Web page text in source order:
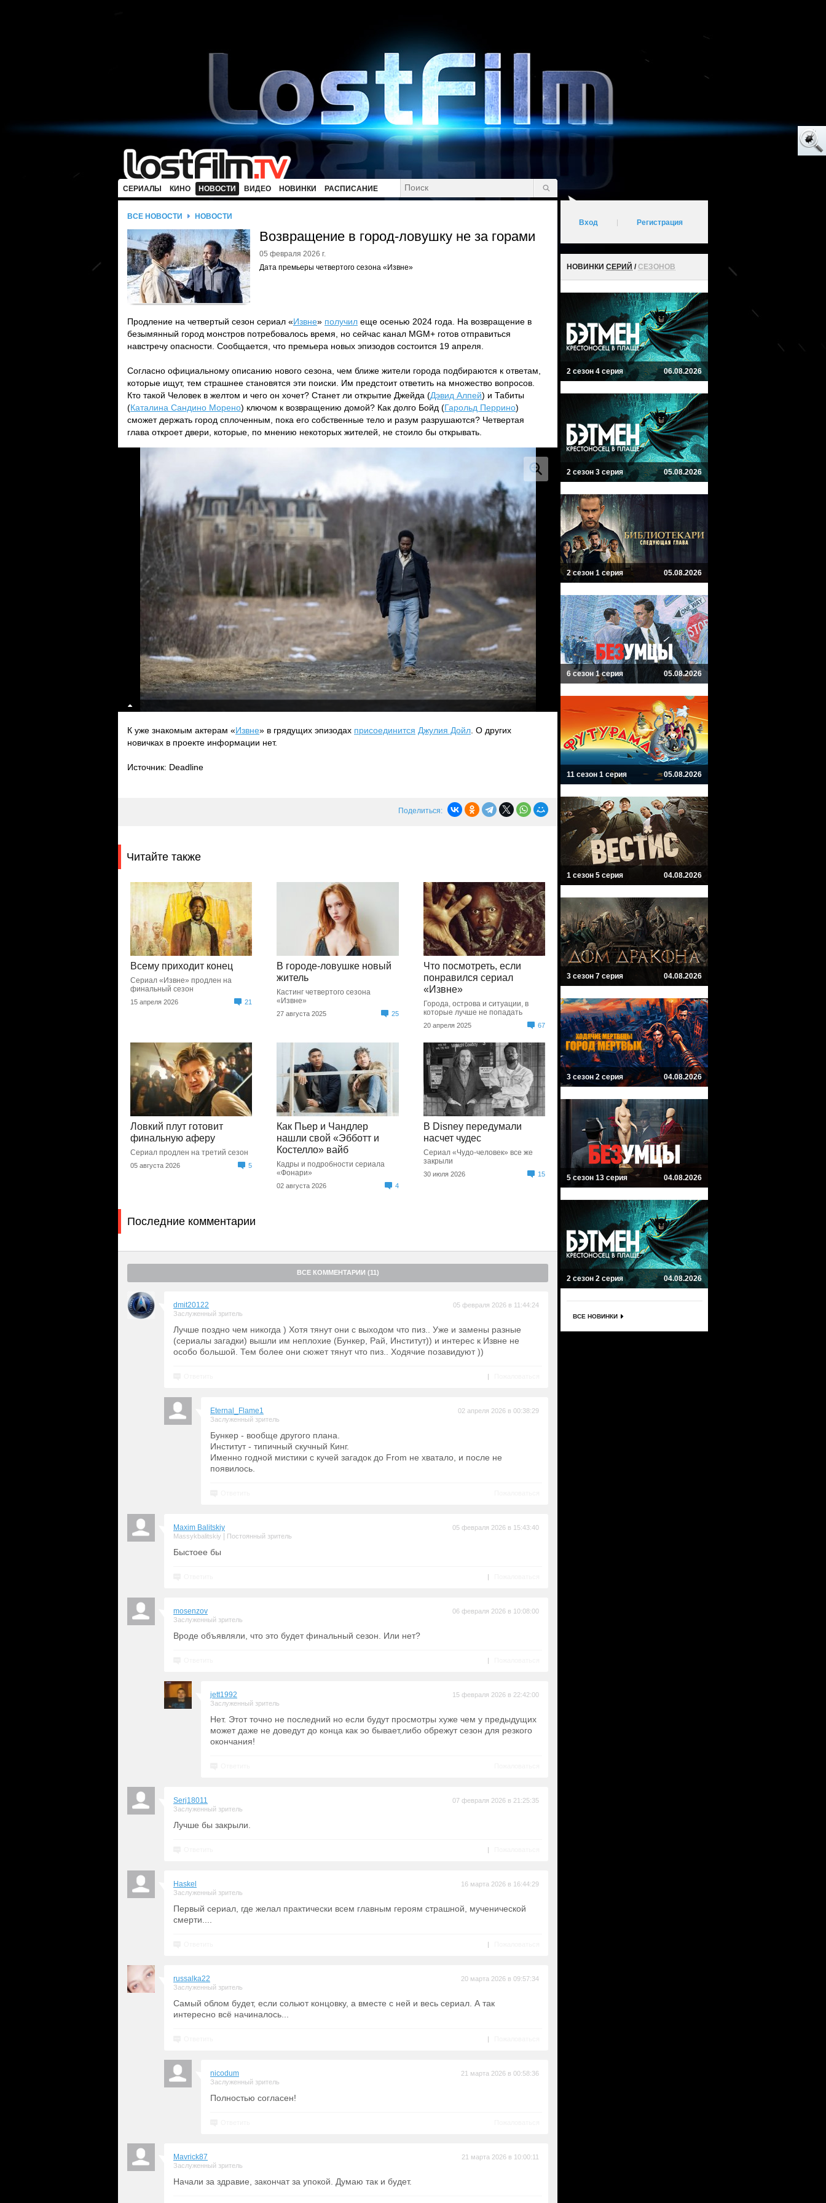
СЕРИАЛЫ КИНО НОВОСТИ ВИДЕО НОВИНКИ РАСПИСАНИЕ
ВСЕ НОВОСТИ НОВОСТИ
Возвращение в город-ловушку не за горами
05 февраля 2026 г.
Дата премьеры четвертого сезона «Извне»
Продление на четвертый сезон сериал «Извне» получил еще осенью 2024 года. На возвращение в
безымянный город монстров потребовалось время, но сейчас канал MGM+ готов отправиться
навстречу опасности. Сообщается, что премьера новых эпизодов состоится 19 апреля.
Согласно официальному описанию нового сезона, чем ближе жители города подбираются к ответам,
которые ищут, тем страшнее становятся эти поиски. Им предстоит ответить на множество вопросов.
Кто такой Человек в желтом и чего он хочет? Станет ли открытие Джейда (Дэвид Алпей) и Табиты
(Каталина Сандино Морено) ключом к возвращению домой? Как долго Бойд (Гарольд Перрино)
сможет держать город сплоченным, пока его собственные тело и разум разрушаются? Четвертая
глава откроет двери, которые, по мнению некоторых жителей, не стоило бы открывать.
К уже знакомым актерам «Извне» в грядущих эпизодах присоединится Джулия Дойл . О других
новичках в проекте информации нет.
Источник: Deadline
Поделиться:
Читайте также
Всему приходит конец
Сериал «Извне» продлен на
финальный сезон
15 апреля 2026 21
В городе-ловушке новый
житель
Кастинг четвертого сезона
«Извне»
27 августа 2025 25
Что посмотреть, если
понравился сериал
«Извне»
Города, острова и ситуации, в
которые лучше не попадать
20 апреля 2025 67
Ловкий плут готовит
финальную аферу
Сериал продлен на третий сезон
05 августа 2026 5
Как Пьер и Чандлер
нашли свой «Эбботт и
Костелло» вайб
Кадры и подробности сериала
«Фонари»
02 августа 2026 4
В Disney передумали
насчет чудес
Сериал «Чудо-человек» все же
закрыли
30 июля 2026 15
Последние комментарии
ВСЕ КОММЕНТАРИИ (11)
dmit20122
Заслуженный зритель
05 февраля 2026 в 11:44:24
Лучше поздно чем никогда ) Хотя тянут они с выходом что пиз.. Уже и замены разные
(сериалы загадки) вышли им неплохие (Бункер, Рай, Институт)) и интерес к Извне не
особо большой. Тем более они сюжет тянут что пиз.. Ходячие позавидуют ))
|
Eternal_Flame1
Заслуженный зритель
02 апреля 2026 в 00:38:29
Бункер - вообще другого плана.
Институт - типичный скучный Кинг.
Именно годной мистики с кучей загадок до From не хватало, и после не
появилось.
Maxim Balitskiy
Massykbalitskiy Постоянный зритель
05 февраля 2026 в 15:43:40
Быстоее бы
|
mosenzov
Заслуженный зритель
06 февраля 2026 в 10:08:00
Вроде объявляли, что это будет финальный сезон. Или нет?
|
jett1992
Заслуженный зритель
15 февраля 2026 в 22:42:00
Нет. Этот точно не последний но если будут просмотры хуже чем у предыдущих
может даже не доведут до конца как эо бывает,либо обрежут сезон для резкого
окончания!
Serj18011
Заслуженный зритель
07 февраля 2026 в 21:25:35
Лучше бы закрыли.
|
Haskel
Заслуженный зритель
16 марта 2026 в 16:44:29
Первый сериал, где желал практически всем главным героям страшной, мученической
смерти....
|
russalka22
Заслуженный зритель
20 марта 2026 в 09:57:34
Самый облом будет, если сольют концовку, а вместе с ней и весь сериал. А так
интересно всё начиналось...
|
nicodum
Заслуженный зритель
21 марта 2026 в 00:58:36
Полностью согласен!
Mavrick87
Заслуженный зритель
21 марта 2026 в 10:00:11
Начали за здравие, закончат за упокой. Думаю так и будет.
Вход Регистрация
НОВИНКИ СЕРИЙ /СЕЗОНОВ
2 сезон 4 серия 06.08.2026
2 сезон 3 серия 05.08.2026
2 сезон 1 серия 05.08.2026
6 сезон 1 серия 05.08.2026
11 сезон 1 серия 05.08.2026
1 сезон 5 серия 04.08.2026
3 сезон 7 серия 04.08.2026
3 сезон 2 серия 04.08.2026
5 сезон 13 серия 04.08.2026
2 сезон 2 серия 04.08.2026
ВСЕ НОВИНКИ